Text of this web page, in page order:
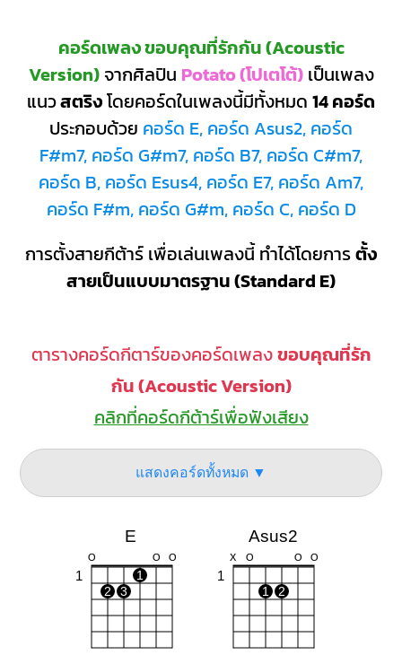
คอร์ดเพลง ขอบคุณที่รักกัน (Acoustic
Version)จากศิลปิน Potato (โปเตโต้)เป็นเพลง
แนวสตริงโดยคอร์ดในเพลงนี้มีทั้งหมด 14 คอร์ด
ประกอบด้วย คอร์ด E, คอร์ด Asus2, คอร์ด
F#m7, คอร์ด G#m7, คอร์ด B7, คอร์ด C#m7,
คอร์ด B, คอร์ด Esus4, คอร์ด E7, คอร์ด Am7,
คอร์ด F#m, คอร์ด G#m, คอร์ด C, คอร์ด D
การตั้งสายกีต้าร์ เพื่อเล่นเพลงนี้ ทำได้โดยการตั้ง
สายเป็นแบบมาตรฐาน (Standard E)
ตารางคอร์ดกีตาร์ของคอร์ดเพลงขอบคุณที่รัก
กัน (Acoustic Version)
คลิกที่คอร์ดกีต้าร์เพื่อฟังเสียง
แสดงคอร์ดทั้งหมด ▼
E
O O O
1
1
2
3
Asus2
X O O O
1
1 2